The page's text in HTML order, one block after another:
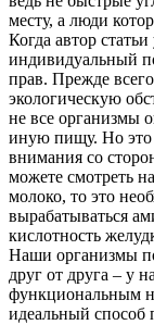
месту, а люди
Когда автор
индивидуальный
прав. Прежде
экологическую
не все организмы
иную пищу. Но это
внимания со
можете смотреть
молоко, то это
вырабатываться
кислотность
Наши организмы
друг от друга – у
функциональным
идеальный способ